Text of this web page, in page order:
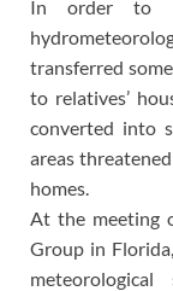
In order to
transferred
to relatives’
converted into
areas
homes.
At the meeting
Group in